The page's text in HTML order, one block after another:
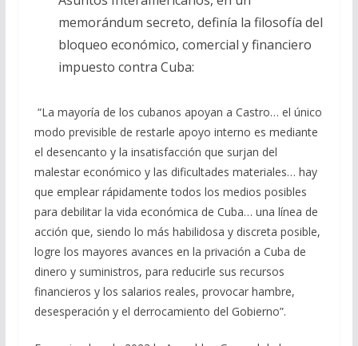
memorándum secreto, definía la filosofía del
bloqueo económico, comercial y financiero
impuesto contra Cuba:
“La mayoría de los cubanos apoyan a Castro… el único
modo previsible de restarle apoyo interno es mediante
el desencanto y la insatisfacción que surjan del
malestar económico y las dificultades materiales… hay
que emplear rápidamente todos los medios posibles
para debilitar la vida económica de Cuba… una línea de
acción que, siendo lo más habilidosa y discreta posible,
logre los mayores avances en la privación a Cuba de
dinero y suministros, para reducirle sus recursos
financieros y los salarios reales, provocar hambre,
desesperación y el derrocamiento del Gobierno”.